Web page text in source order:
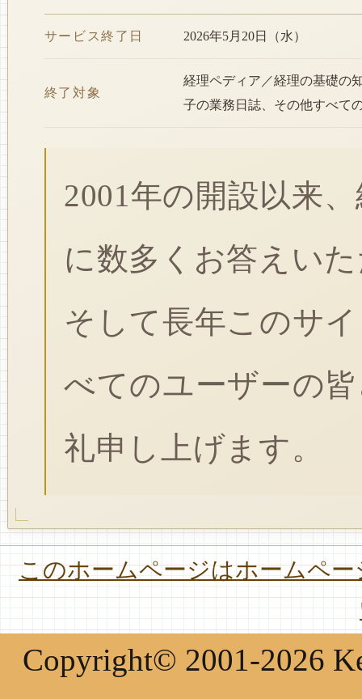
サービス終了日 2026年5月20日（水）
終了対象
経理ペディア／経理の基礎の
子の業務日誌、その他すべて
2001年の開設以来
に数多くお答えい
そして長年このサ
べてのユーザーの
礼申し上げます。
このホームページはホームペ
Copyright© 2001-2026